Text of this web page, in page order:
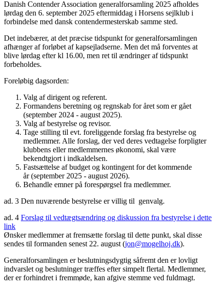
Danish Contender Association generalforsamling 2025 afholdes
lørdag den 6. september 2025 eftermiddag i Horsens sejlklub i
forbindelse med dansk contendermesterskab samme sted.
Det indebærer, at det præcise tidspunkt for generalforsamlingen
afhænger af forløbet af kapsejladserne. Men det må forventes at
blive lørdag efter kl 16.00, men ret til ændringer af tidspunkt
forbeholdes.
Foreløbig dagsorden:
Valg af dirigent og referent.
Formandens beretning og regnskab for året som er gået
(september 2024 - august 2025).
Valg af bestyrelse og revisor.
Tage stilling til evt. foreliggende forslag fra bestyrelse og
medlemmer. Alle forslag, der ved deres vedtagelse forpligter
klubbens eller medlemmernes økonomi, skal være
bekendtgjort i indkaldelsen.
Fastsættelse af budget og kontingent for det kommende
år (september 2025 - august 2026).
Behandle emner på forespørgsel fra medlemmer.
ad. 3 Den nuværende bestyrelse er villig til genvalg.
ad. 4 Forslag til vedtægtsændring og diskussion fra bestyrelse i dette
link
Ønsker medlemmer at fremsætte forslag til dette punkt, skal disse
sendes til formanden senest 22. august (jon@mogelhoj.dk).
Generalforsamlingen er beslutningsdygtig såfremt den er lovligt
indvarslet og beslutninger træffes efter simpelt flertal. Medlemmer,
der er forhindret i fremmøde, kan afgive stemme ved fuldmagt.